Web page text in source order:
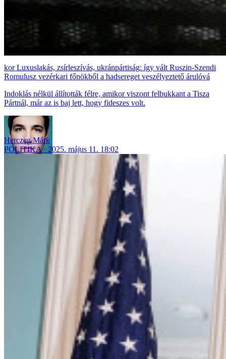
Luxuslakás, zsírleszívás, ukránpártiság: így vált Ruszin-Szendi
Romulusz vezérkari főnökből a hadsereget veszélyeztető árulóvá
Indoklás nélkül állították félre, amikor viszont felbukkant a Tisza
Pártnál, már az is baj lett, hogy fideszes volt.
Herczeg Márk
POLITIKA
2025. május 11. 18:02